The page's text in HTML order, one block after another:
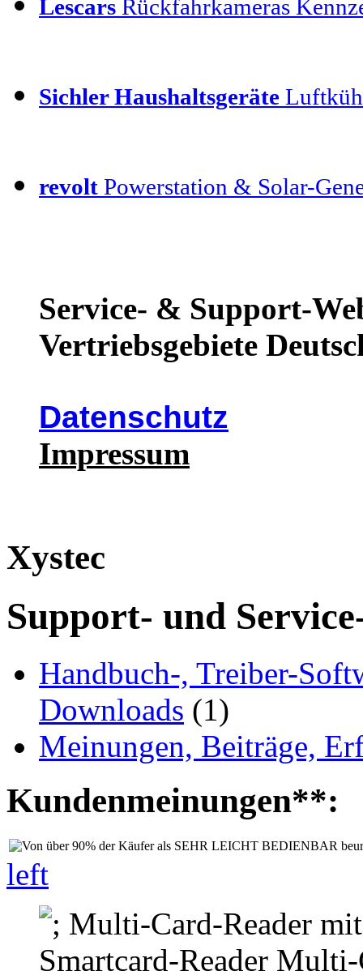
Lescars Rückfahrkameras
Sichler Haushaltsgeräte
revolt Powerstation & Solar-
Service- & Support-
Vertriebsgebiete
Datenschutz
Impressum
Xystec
Support- und
Handbuch-, Treiber-
Downloads (1)
Meinungen, Beiträge,
Kundenmeinungen**:
left